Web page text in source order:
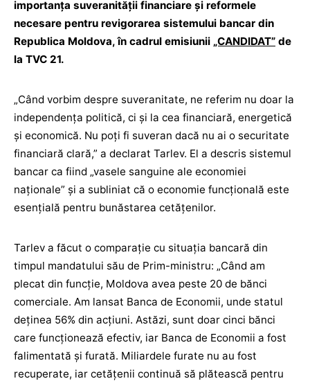
importanța suveranității financiare și reformele
necesare pentru revigorarea sistemului bancar din
Republica Moldova, în cadrul emisiunii „CANDIDAT” de
la TVC 21.
„Când vorbim despre suveranitate, ne referim nu doar la
independența politică, ci și la cea financiară, energetică
și economică. Nu poți fi suveran dacă nu ai o securitate
financiară clară,” a declarat Tarlev. El a descris sistemul
bancar ca fiind „vasele sanguine ale economiei
naționale” și a subliniat că o economie funcțională este
esențială pentru bunăstarea cetățenilor.
Tarlev a făcut o comparație cu situația bancară din
timpul mandatului său de Prim-ministru: „Când am
plecat din funcție, Moldova avea peste 20 de bănci
comerciale. Am lansat Banca de Economii, unde statul
deținea 56% din acțiuni. Astăzi, sunt doar cinci bănci
care funcționează efectiv, iar Banca de Economii a fost
falimentată și furată. Miliardele furate nu au fost
recuperate, iar cetățenii continuă să plătească pentru